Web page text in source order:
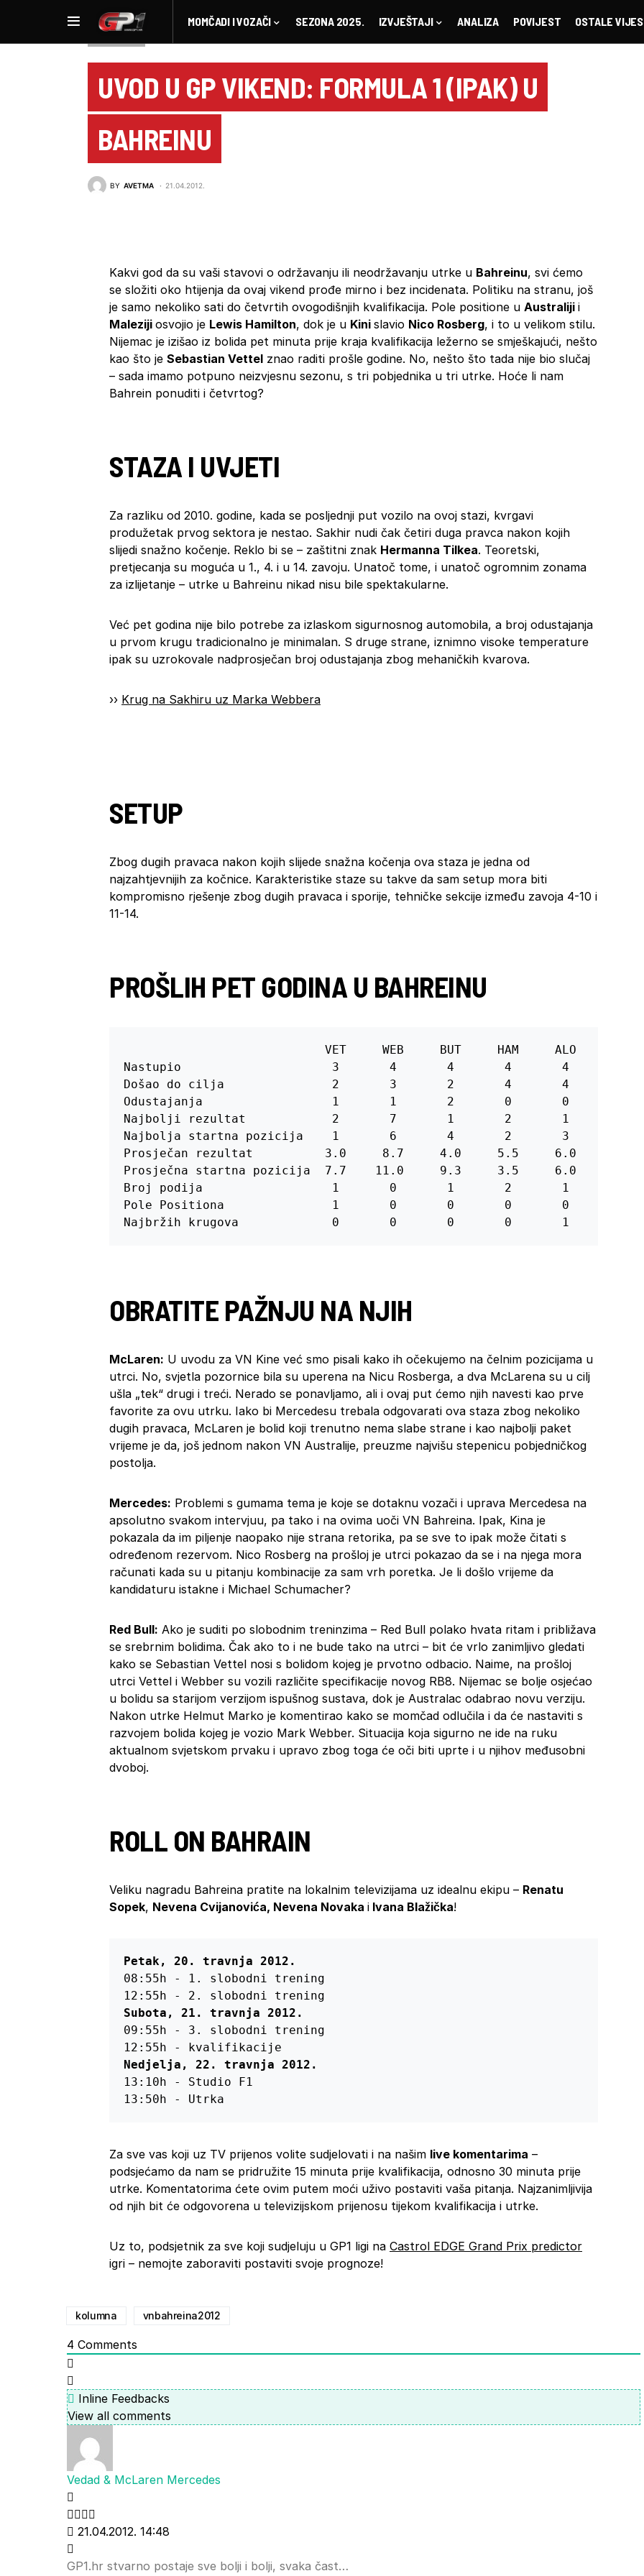
MOMČADI I VOZAČI SEZONA 2025. IZVJEŠTAJI ANALIZA POVIJEST OSTALE
UVOD U GP VIKEND: FORMULA 1 (IPAK) U
BAHREINU
BY AVETMA 21.04.2012.
Kakvi god da su vaši stavovi o održavanju ili neodržavanju utrke u Bahreinu, svi ćemo
se složiti oko htijenja da ovaj vikend prođe mirno i bez incidenata. Politiku na stranu, još
je samo nekoliko sati do četvrtih ovogodišnjih kvalifikacija. Pole positione u Australiji i
Maleziji osvojio je Lewis Hamilton, dok je u Kini slavio Nico Rosberg, i to u velikom stilu.
Nijemac je izišao iz bolida pet minuta prije kraja kvalifikacija ležerno se smješkajući, nešto
kao što je Sebastian Vettel znao raditi prošle godine. No, nešto što tada nije bio slučaj
– sada imamo potpuno neizvjesnu sezonu, s tri pobjednika u tri utrke. Hoće li nam
Bahrein ponuditi i četvrtog?
STAZA I UVJETI
Za razliku od 2010. godine, kada se posljednji put vozilo na ovoj stazi, kvrgavi
produžetak prvog sektora je nestao. Sakhir nudi čak četiri duga pravca nakon kojih
slijedi snažno kočenje. Reklo bi se – zaštitni znak Hermanna Tilkea. Teoretski,
pretjecanja su moguća u 1., 4. i u 14. zavoju. Unatoč tome, i unatoč ogromnim zonama
za izlijetanje – utrke u Bahreinu nikad nisu bile spektakularne.
Već pet godina nije bilo potrebe za izlaskom sigurnosnog automobila, a broj odustajanja
u prvom krugu tradicionalno je minimalan. S druge strane, iznimno visoke temperature
ipak su uzrokovale nadprosječan broj odustajanja zbog mehaničkih kvarova.
›› Krug na Sakhiru uz Marka Webbera
SETUP
Zbog dugih pravaca nakon kojih slijede snažna kočenja ova staza je jedna od
najzahtjevnijih za kočnice. Karakteristike staze su takve da sam setup mora biti
kompromisno rješenje zbog dugih pravaca i sporije, tehničke sekcije između zavoja 4-10 i
11-14.
PROŠLIH PET GODINA U BAHREINU
VET     WEB     BUT     HAM     ALO     RAI
Nastupio                     3       4       4       4       4       3
Došao do cilja               2       3       2       4       4       3
Odustajanja                  1       1       2       0       0       0
Najbolji rezultat            2       7       1       2       1       2
Najbolja startna pozicija    1       6       4       2       3       3
Prosječan rezultat          3.0     8.7     4.0     5.5     6.0     3.7
Prosječna startna pozicija  7.7    11.0     9.3     3.5     6.0     5.7
Broj podija                  1       0       1       2       1       2
Pole Positiona               1       0       0       0       0       0
Najbržih krugova             0       0       0       0       1       0
OBRATITE PAŽNJU NA NJIH
McLaren: U uvodu za VN Kine već smo pisali kako ih očekujemo na čelnim pozicijama u
utrci. No, svjetla pozornice bila su uperena na Nicu Rosberga, a dva McLarena su u cilj
ušla „tek“ drugi i treći. Nerado se ponavljamo, ali i ovaj put ćemo njih navesti kao prve
favorite za ovu utrku. Iako bi Mercedesu trebala odgovarati ova staza zbog nekoliko
dugih pravaca, McLaren je bolid koji trenutno nema slabe strane i kao najbolji paket
vrijeme je da, još jednom nakon VN Australije, preuzme najvišu stepenicu pobjedničkog
postolja.
Mercedes: Problemi s gumama tema je koje se dotaknu vozači i uprava Mercedesa na
apsolutno svakom intervjuu, pa tako i na ovima uoči VN Bahreina. Ipak, Kina je
pokazala da im piljenje naopako nije strana retorika, pa se sve to ipak može čitati s
određenom rezervom. Nico Rosberg na prošloj je utrci pokazao da se i na njega mora
računati kada su u pitanju kombinacije za sam vrh poretka. Je li došlo vrijeme da
kandidaturu istakne i Michael Schumacher?
Red Bull: Ako je suditi po slobodnim treninzima – Red Bull polako hvata ritam i približava
se srebrnim bolidima. Čak ako to i ne bude tako na utrci – bit će vrlo zanimljivo gledati
kako se Sebastian Vettel nosi s bolidom kojeg je prvotno odbacio. Naime, na prošloj
utrci Vettel i Webber su vozili različite specifikacije novog RB8. Nijemac se bolje osjećao
u bolidu sa starijom verzijom ispušnog sustava, dok je Australac odabrao novu verziju.
Nakon utrke Helmut Marko je komentirao kako se momčad odlučila i da će nastaviti s
razvojem bolida kojeg je vozio Mark Webber. Situacija koja sigurno ne ide na ruku
aktualnom svjetskom prvaku i upravo zbog toga će oči biti uprte i u njihov međusobni
dvoboj.
ROLL ON BAHRAIN
Veliku nagradu Bahreina pratite na lokalnim televizijama uz idealnu ekipu – Renatu
Sopek, Nevena Cvijanovića, Nevena Novaka i Ivana Blažička!
08:55h - 1. slobodni trening
09:55h - 3. slobodni trening
13:10h - Studio F1
13:50h - Utrka
Za sve vas koji uz TV prijenos volite sudjelovati i na našim live komentarima –
podsjećamo da nam se pridružite 15 minuta prije kvalifikacija, odnosno 30 minuta prije
utrke. Komentatorima ćete ovim putem moći uživo postaviti vaša pitanja. Najzanimljivija
od njih bit će odgovorena u televizijskom prijenosu tijekom kvalifikacija i utrke.
Uz to, podsjetnik za sve koji sudjeluju u GP1 ligi na Castrol EDGE Grand Prix predictor
igri – nemojte zaboraviti postaviti svoje prognoze!
kolumna vnbahreina2012
4 Comments
Inline Feedbacks
View all comments
Vedad & McLaren Mercedes
21.04.2012. 14:48
GP1.hr stvarno postaje sve bolji i bolji, svaka čast…